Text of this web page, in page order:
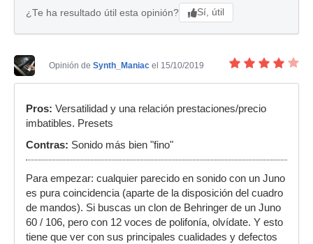
¿Te ha resultado útil esta opinión? Sí, útil
Opinión de Synth_Maniac el 15/10/2019
Pros: Versatilidad y una relación prestaciones/precio
imbatibles. Presets
Contras: Sonido más bien "fino"
Para empezar: cualquier parecido en sonido con un Juno
es pura coincidencia (aparte de la disposición del cuadro
de mandos). Si buscas un clon de Behringer de un Juno
60 / 106, pero con 12 voces de polifonía, olvídate. Y esto
tiene que ver con sus principales cualidades y defectos